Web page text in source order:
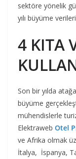
sektöre yönelik
yılı büyüme
4 KITA
Son bir yılda
büyüme
mühendislerle
Elektraweb Otel
ve Afrika olmak
İtalya, İspanya,